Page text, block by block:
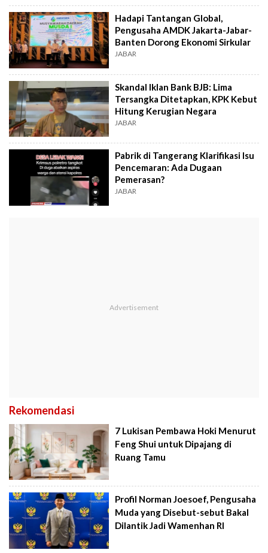
Hadapi Tantangan Global,
Pengusaha AMDK Jakarta-Jabar-
Banten Dorong Ekonomi Sirkular
JABAR
Skandal Iklan Bank BJB: Lima
Tersangka Ditetapkan, KPK Kebut
Hitung Kerugian Negara
JABAR
Pabrik di Tangerang Klarifikasi Isu
Pencemaran: Ada Dugaan
Pemerasan?
JABAR
Rekomendasi
7 Lukisan Pembawa Hoki Menurut
Feng Shui untuk Dipajang di
Ruang Tamu
Profil Norman Joesoef, Pengusaha
Muda yang Disebut-sebut Bakal
Dilantik Jadi Wamenhan RI